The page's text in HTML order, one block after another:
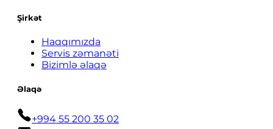
Şirkət
Haqqımızda
Servis zəmanəti
Bizimlə əlaqə
Əlaqə
+994 55 200 35 02